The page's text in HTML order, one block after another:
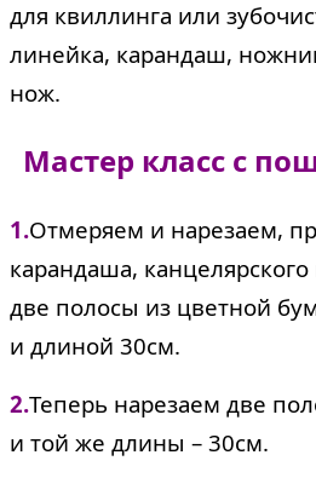
для квиллинга или
линейка, карандаш,
нож.
Мастер класс с
1.Отмеряем и нарезаем,
карандаша,
две полосы из цветной
и длиной 30см.
2.Теперь нарезаем две
и той же длины – 30см.